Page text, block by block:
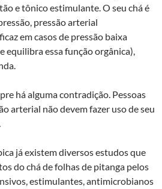
e tônico estimulante. O seu chá é
pressão arterial
em casos de pressão baixa
equilibra essa função orgânica),
há alguma contradição. Pessoas
arterial não devem fazer uso de seu
já existem diversos estudos que
do chá de folhas de pitanga pelos
estimulantes, antimicrobianos